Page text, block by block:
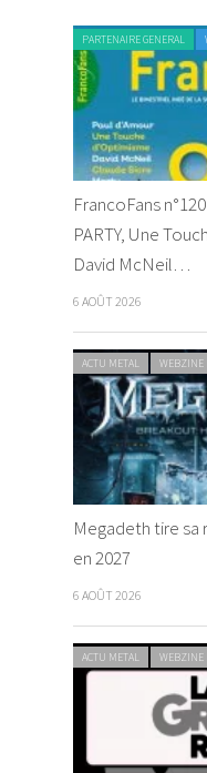
PARTENAIRE GENERAL
FrancoFans
PARTY, Une
David McNeil…
6 AOÛT 2026
ACTU METAL WEBZINE
Megadeth tire sa
en 2027
6 AOÛT 2026
ACTU METAL WEBZINE